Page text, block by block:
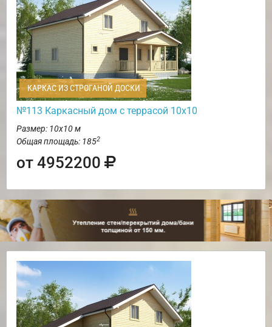
КАРКАС ИЗ СТРОГАНОЙ ДОСКИ
№113 Каркасный дом с террасой 10х10
Размер: 10х10 м
Общая площадь: 1852
от 4952200